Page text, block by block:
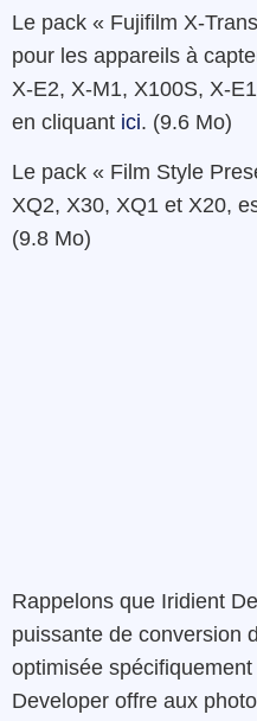
Le pack « Fujifilm X-
pour les appareils à
X-E2, X-M1, X100S, X-
en cliquant ici. (9.6 Mo)
Le pack « Film Style
XQ2, X30, XQ1 et X20,
(9.8 Mo)
Rappelons que Iridient
puissante de conversion
optimisée
Developer offre aux